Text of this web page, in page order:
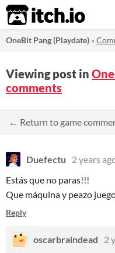
itch.io
OneBit Pang (Playdate) »
Viewing post in
comments
← Return to game
Duefectu
2 years
Estás que no paras!!!
Que máquina y peazo
Reply
oscarbraindead
2